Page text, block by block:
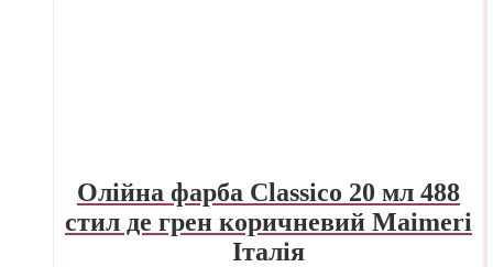
Олійна фарба Classico 20 мл 488
стил де грен коричневий Maimeri
Італія